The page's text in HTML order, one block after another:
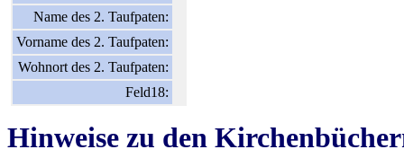
Name des 2. Taufpaten:
Vorname des 2. Taufpaten:
Wohnort des 2. Taufpaten:
Feld18:
Hinweise zu den